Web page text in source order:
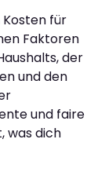
Kosten für
Faktoren
der
und den
und faire
was dich